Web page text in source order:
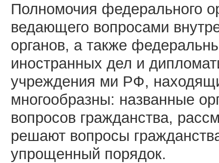
Полномочия федерального
ведающего вопросами
органов, а также
иностранных дел и
учреждения ми РФ,
многообразны: названные
вопросов гражданства,
решают вопросы
упрощенный порядок.